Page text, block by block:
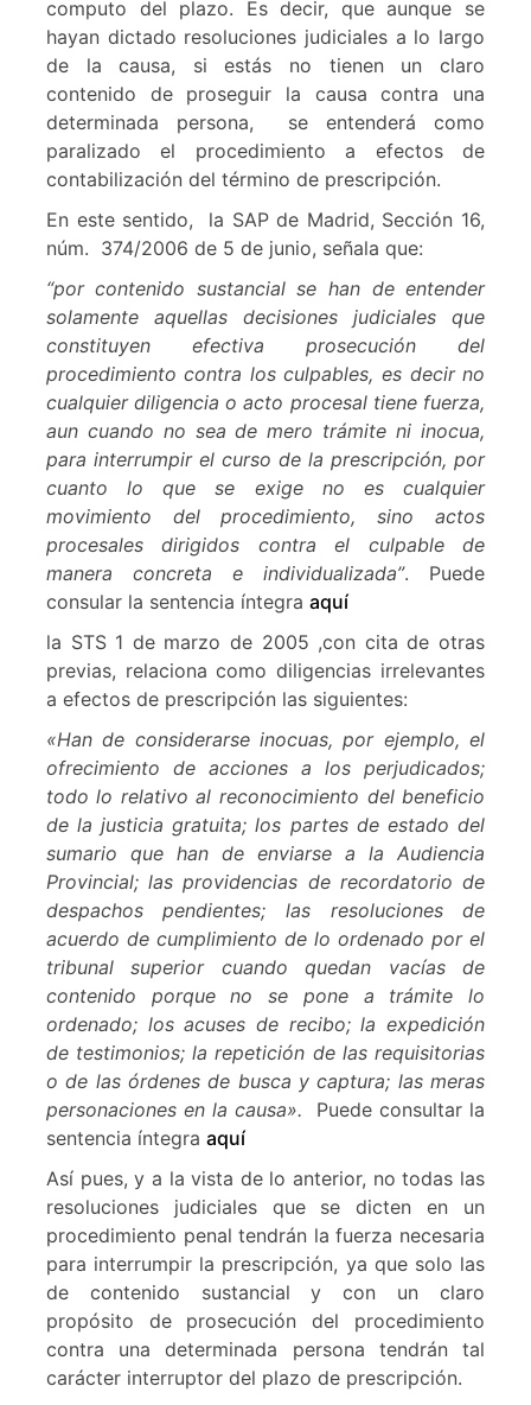
computo del plazo. Es decir, que aunque se
hayan dictado resoluciones judiciales a lo largo
de la causa, si estás no tienen un claro
contenido de proseguir la causa contra una
determinada persona, se entenderá como
paralizado el procedimiento a efectos de
contabilización del término de prescripción.
En este sentido, la SAP de Madrid, Sección 16,
núm. 374/2006 de 5 de junio, señala que:
“por contenido sustancial se han de entender
solamente aquellas decisiones judiciales que
constituyen efectiva prosecución del
procedimiento contra los culpables, es decir no
cualquier diligencia o acto procesal tiene fuerza,
aun cuando no sea de mero trámite ni inocua,
para interrumpir el curso de la prescripción, por
cuanto lo que se exige no es cualquier
movimiento del procedimiento, sino actos
procesales dirigidos contra el culpable de
manera concreta e individualizada”. Puede
consular la sentencia íntegra aquí
la STS 1 de marzo de 2005 ,con cita de otras
previas, relaciona como diligencias irrelevantes
a efectos de prescripción las siguientes:
«Han de considerarse inocuas, por ejemplo, el
ofrecimiento de acciones a los perjudicados;
todo lo relativo al reconocimiento del beneficio
de la justicia gratuita; los partes de estado del
sumario que han de enviarse a la Audiencia
Provincial; las providencias de recordatorio de
despachos pendientes; las resoluciones de
acuerdo de cumplimiento de lo ordenado por el
tribunal superior cuando quedan vacías de
contenido porque no se pone a trámite lo
ordenado; los acuses de recibo; la expedición
de testimonios; la repetición de las requisitorias
o de las órdenes de busca y captura; las meras
personaciones en la causa». Puede consultar la
sentencia íntegra aquí
Así pues, y a la vista de lo anterior, no todas las
resoluciones judiciales que se dicten en un
procedimiento penal tendrán la fuerza necesaria
para interrumpir la prescripción, ya que solo las
de contenido sustancial y con un claro
propósito de prosecución del procedimiento
contra una determinada persona tendrán tal
carácter interruptor del plazo de prescripción.